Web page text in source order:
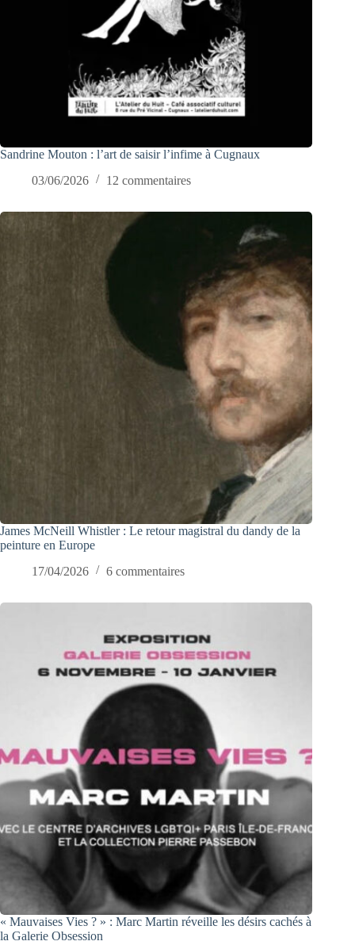
Sandrine Mouton : l’art de saisir l’infime à Cugnaux
03/06/2026
12 commentaires
James McNeill Whistler : Le retour magistral du dandy de la
peinture en Europe
17/04/2026
6 commentaires
« Mauvaises Vies ? » : Marc Martin réveille les désirs cachés à
la Galerie Obsession